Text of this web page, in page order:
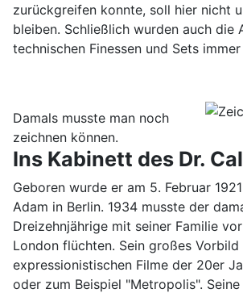
zurückgreifen konnte, soll hier nicht
bleiben. Schließlich wurden auch die
technischen Finessen und Sets immer
Damals musste man noch
zeichnen können.
Ins Kabinett des Dr.
Geboren wurde er am 5. Februar
Adam in Berlin. 1934 musste der
Dreizehnjährige mit seiner Familie
London flüchten. Sein großes
expressionistischen Filme der 20er
oder zum Beispiel "Metropolis".